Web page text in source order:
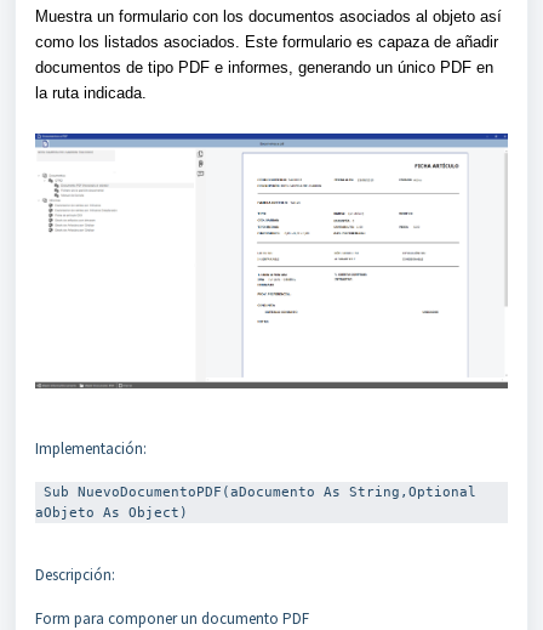
Muestra un formulario con los documentos asociados al objeto así
como los listados asociados. Este formulario es capaza de añadir
documentos de tipo PDF e informes, generando un único PDF en
la ruta indicada.
Implementación:
Sub NuevoDocumentoPDF(aDocumento As String,Optional
aObjeto As Object)
Descripción:
Form para componer un documento PDF